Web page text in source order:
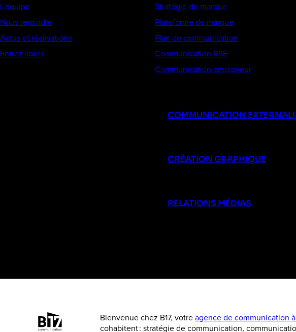
L’équipe
Nous rejoindre
Actus et réalisations
Entrez libres
Stratégie de marque
Plateforme de marque
Plan de communication
Communication RSE
Communication employeur
COMMUNICATION
CRÉATION GRAPHIQUE
RELATIONS MÉDIAS
Bienvenue chez B17, votreagence de communication
cohabitent : stratégie de communication,